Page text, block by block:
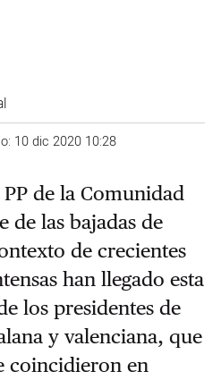
10 dic 2020 10:28
de la Comunidad
de las bajadas de
de crecientes
han llegado esta
los presidentes de
y valenciana, que
coincidieron en